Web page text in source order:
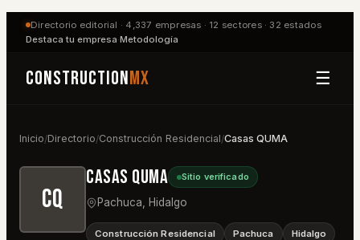
Directorio editorial · 4,337 empresas · 12 sectores · 32 estados
Destaca tu empresa·Metodología
ConstructionMX ☰
Inicio/Directorio/Construcción Residencial/Casas QUMA
CQ
Casas QUMA Sitio verificado
Pachuca Hidalgo
Construcción Residencial Pachuca Hidalgo